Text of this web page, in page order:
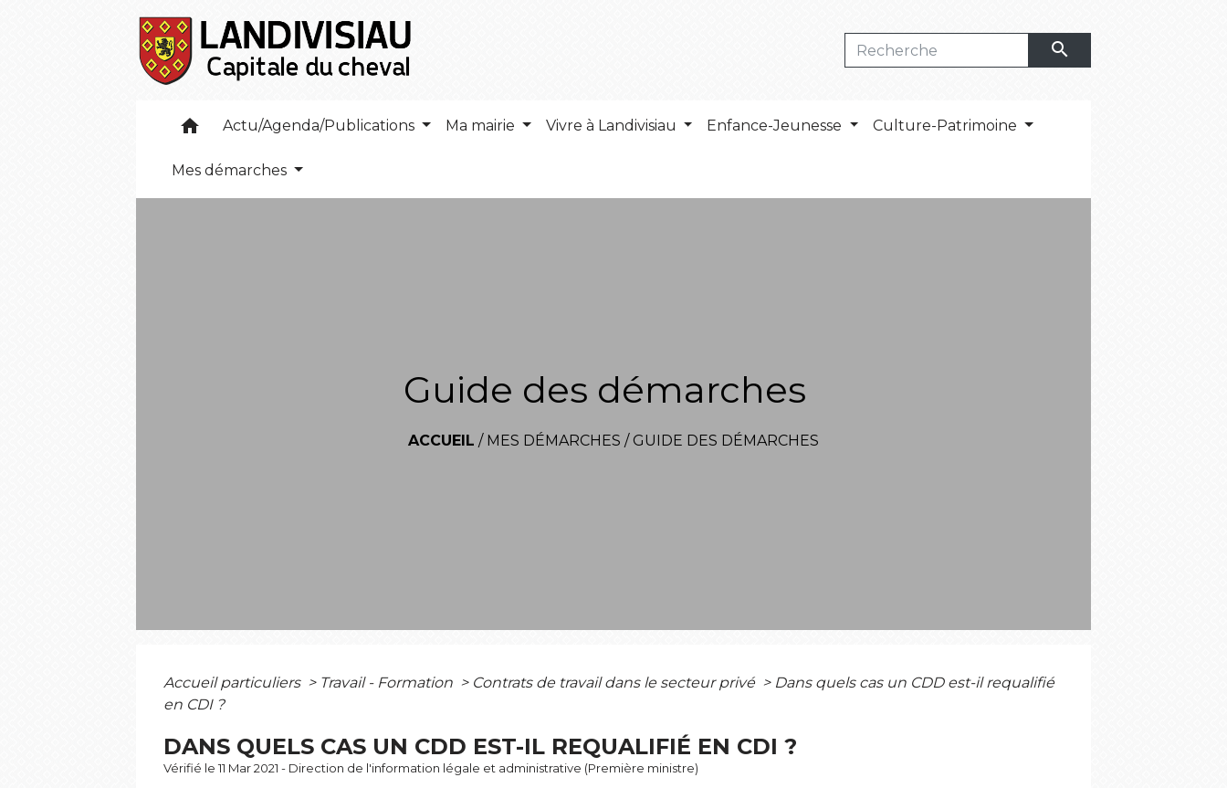
search
home Actu/Agenda/Publications Ma mairie Vivre à Landivisiau Enfance-Jeunesse Culture-Patrimoine
Mes démarches
Guide des démarches
ACCUEIL / MES DÉMARCHES / GUIDE DES DÉMARCHES
Accueil particuliers > Travail - Formation > Contrats de travail dans le secteur privé > Dans quels cas un CDD est-il requalifié
en CDI ?
DANS QUELS CAS UN CDD EST-IL REQUALIFIÉ EN CDI ?
Vérifié le 11 Mar 2021 - Direction de l'information légale et administrative (Première ministre)